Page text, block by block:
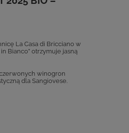
La Casa di Bricciano w
Bianco” otrzymuje jasną
winogron
dla Sangiovese.